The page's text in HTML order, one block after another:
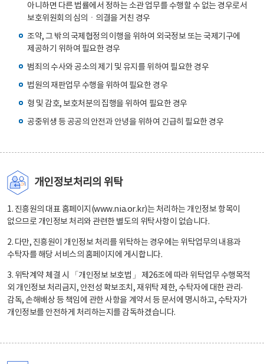
아니하면 다른 법률에서 정하는 소관 업무를 수행할 수 없는 경우로서
보호위원회의 심의ㆍ의결을 거친 경우
조약, 그 밖의 국제협정의 이행을 위하여 외국정보 또는 국제기구에
제공하기 위하여 필요한 경우
범죄의 수사와 공소의 제기 및 유지를 위하여 필요한 경우
법원의 재판업무 수행을 위하여 필요한 경우
형 및 감호, 보호처분의 집행을 위하여 필요한 경우
공중위생 등 공공의 안전과 안녕을 위하여 긴급히 필요한 경우
개인정보처리의 위탁
1. 진흥원의 대표 홈페이지(www.nia.or.kr)는 처리하는 개인정보 항목이
없으므로 개인정보 처리와 관련한 별도의 위탁사항이 없습니다.
2. 다만, 진흥원이 개인정보 처리를 위탁하는 경우에는 위탁업무의 내용과
수탁자를 해당 서비스의 홈페이지에 게시합니다.
3. 위탁계약 체결 시 「개인정보 보호법」 제26조에 따라 위탁업무 수행목적
외 개인정보 처리금지, 안전성 확보조치, 재위탁 제한, 수탁자에 대한 관리·
감독, 손해배상 등 책임에 관한 사항을 계약서 등 문서에 명시하고, 수탁자가
개인정보를 안전하게 처리하는지를 감독하겠습니다.